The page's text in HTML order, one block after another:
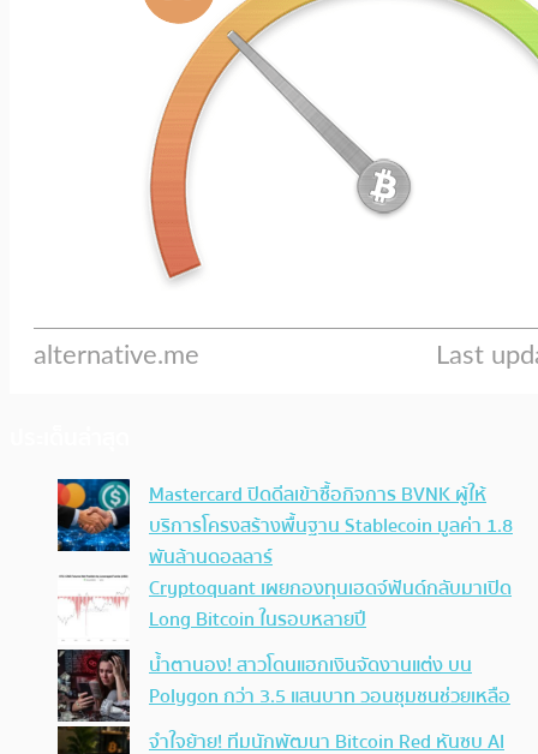
Mastercard ปิดดีลเข้าซื้อกิจการ BVNK ผู้ให้
บริการโครงสร้างพื้นฐาน Stablecoin มูลค่า 1.8
พันล้านดอลลาร์
Cryptoquant เผยกองทุนเฮดจ์ฟันด์กลับมาเปิด
Long Bitcoin ในรอบหลายปี
น้ำตานอง! สาวโดนแฮกเงินจัดงานแต่ง บน
Polygon กว่า 3.5 แสนบาท วอนชุมชนช่วยเหลือ
จำใจย้าย! ทีมนักพัฒนา Bitcoin Red หันซบ AI